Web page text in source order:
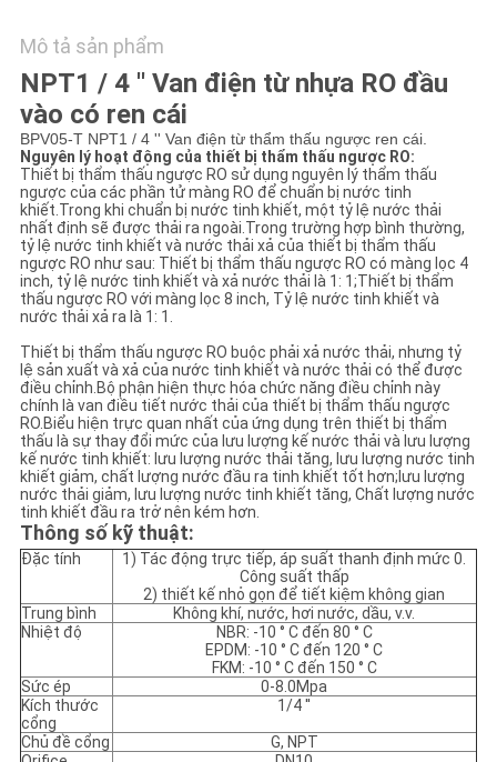
COMPANY
NEWS
SƠ
ĐỒ
TRANG
WEB
CHÍNH
SÁCH
BẢO
MẬT
Mô tả sản phẩm
NPT1 / 4 '' Van điện từ nhựa RO đầu
vào có ren cái
BPV05-T NPT1 / 4 '' Van điện từ thẩm thấu ngược ren cái.
Nguyên lý hoạt động của thiết bị thẩm thấu ngược RO:
Thiết bị thẩm thấu ngược RO sử dụng nguyên lý thẩm thấu
ngược của các phần tử màng RO để chuẩn bị nước tinh
khiết.Trong khi chuẩn bị nước tinh khiết, một tỷ lệ nước thải
nhất định sẽ được thải ra ngoài.Trong trường hợp bình thường,
tỷ lệ nước tinh khiết và nước thải xả của thiết bị thẩm thấu
ngược RO như sau: Thiết bị thẩm thấu ngược RO có màng lọc 4
inch, tỷ lệ nước tinh khiết và xả nước thải là 1: 1;Thiết bị thẩm
thấu ngược RO với màng lọc 8 inch, Tỷ lệ nước tinh khiết và
nước thải xả ra là 1: 1.
Thiết bị thẩm thấu ngược RO buộc phải xả nước thải, nhưng tỷ
lệ sản xuất và xả của nước tinh khiết và nước thải có thể được
điều chỉnh.Bộ phận hiện thực hóa chức năng điều chỉnh này
chính là van điều tiết nước thải của thiết bị thẩm thấu ngược
RO.Biểu hiện trực quan nhất của ứng dụng trên thiết bị thẩm
thấu là sự thay đổi mức của lưu lượng kế nước thải và lưu lượng
kế nước tinh khiết: lưu lượng nước thải tăng, lưu lượng nước tinh
khiết giảm, chất lượng nước đầu ra tinh khiết tốt hơn;lưu lượng
nước thải giảm, lưu lượng nước tinh khiết tăng, Chất lượng nước
tinh khiết đầu ra trở nên kém hơn.
Thông số kỹ thuật:
Đặc tính
1) Tác động trực tiếp, áp suất thanh định mức 0.
Công suất thấp
2) thiết kế nhỏ gọn để tiết kiệm không gian
Trung bình
Không khí, nước, hơi nước, dầu, v.v.
Nhiệt độ
NBR: -10 ° C đến 80 ° C
EPDM: -10 ° C đến 120 ° C
FKM: -10 ° C đến 150 ° C
Sức ép
0-8.0Mpa
Kích thước
cổng
1/4 ''
Chủ đề cổng
G, NPT